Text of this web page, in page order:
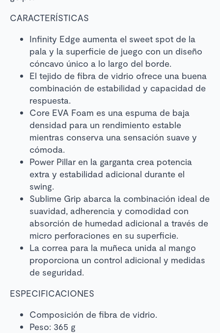
CARACTERÍSTICAS
Infinity Edge aumenta el sweet spot de la
pala y la superficie de juego con un diseño
cóncavo único a lo largo del borde.
El tejido de fibra de vidrio ofrece una buena
combinación de estabilidad y capacidad de
respuesta.
Core EVA Foam es una espuma de baja
densidad para un rendimiento estable
mientras conserva una sensación suave y
cómoda.
Power Pillar en la garganta crea potencia
extra y estabilidad adicional durante el
swing.
Sublime Grip abarca la combinación ideal de
suavidad, adherencia y comodidad con
absorción de humedad adicional a través de
micro perforaciones en su superficie.
La correa para la muñeca unida al mango
proporciona un control adicional y medidas
de seguridad.
ESPECIFICACIONES
Composición de fibra de vidrio.
Peso: 365 g